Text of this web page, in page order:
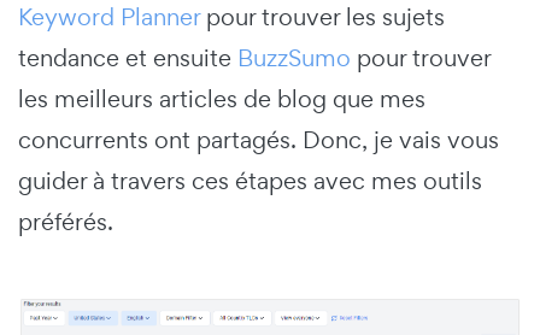
Keyword Plannerpour trouver les sujets
tendance et ensuite BuzzSumo pour trouver
les meilleurs articles de blog que mes
concurrents ont partagés. Donc, je vais vous
guider à travers ces étapes avec mes outils
préférés.